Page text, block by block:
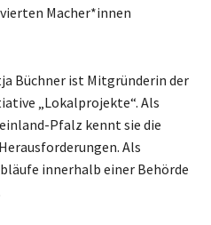
Macher*innen
Büchner ist Mitgründerin der
„Lokalprojekte“. Als
Pfalz kennt sie die
Als
innerhalb einer Behörde